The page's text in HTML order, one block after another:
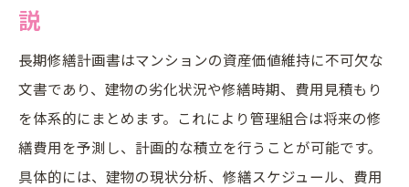
マンション管理に欠かせない長期修繕計画の全
体像
長期修繕計画がマンション管理にもたらす
効果
長期修繕計画の全体像を抑えるための基本
説
長期修繕計画書はマンションの資産価値維持に不可欠な
文書であり、建物の劣化状況や修繕時期、費用見積もり
を体系的にまとめます。これにより管理組合は将来の修
繕費用を予測し、計画的な積立を行うことが可能です。
具体的には、建物の現状分析、修繕スケジュール、費用